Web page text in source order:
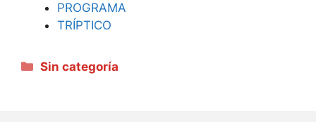
PROGRAMA
TRÍPTICO
Categorías
Sin categoría